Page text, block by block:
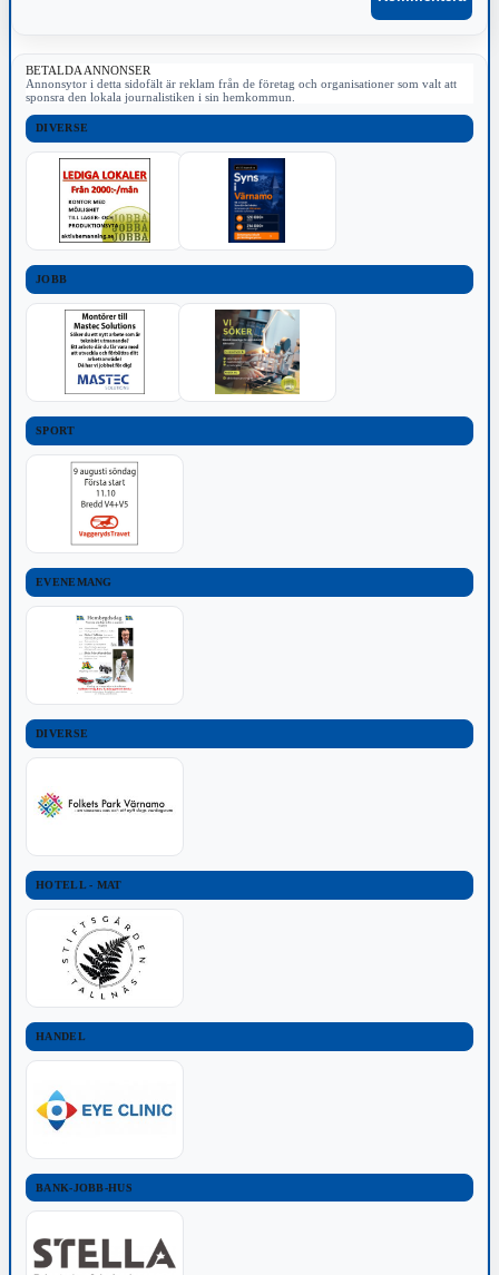
BETALDA ANNONSER
Annonsytor i detta sidofält är reklam från de företag och organisationer som valt att
sponsra den lokala journalistiken i sin hemkommun.
DIVERSE
JOBB
SPORT
EVENEMANG
DIVERSE
HOTELL - MAT
HANDEL
BANK-JOBB-HUS